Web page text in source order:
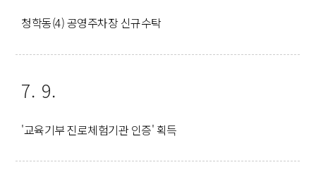
청학동(4) 공영주차장 신규수탁
7. 9.
'교육기부 진로체험기관 인증' 획득